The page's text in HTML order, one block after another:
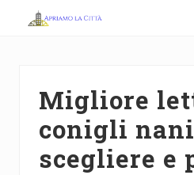
Migliore
conigli nani
scegliere e